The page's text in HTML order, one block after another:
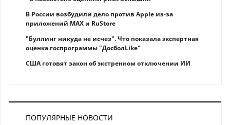
В России возбудили дело против Apple из-за
приложений MAX и RuStore
"Буллинг никуда не исчез". Что показала экспертная
оценка госпрограммы "ДосболLike"
США готовят закон об экстренном отключении ИИ
ПОПУЛЯРНЫЕ НОВОСТИ